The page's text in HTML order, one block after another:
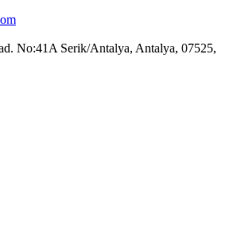
No:41A Serik/Antalya, Antalya, 07525,